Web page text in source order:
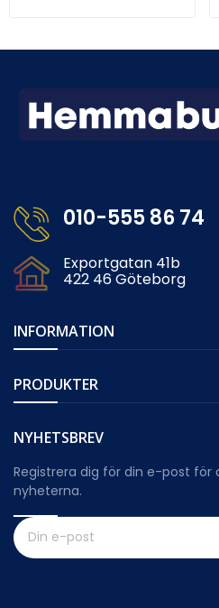
010-555 86 74
Exportgatan 41b
422 46 Göteborg
INFORMATION
PRODUKTER
NYHETSBREV
Registrera dig för din e-post för
nyheterna.